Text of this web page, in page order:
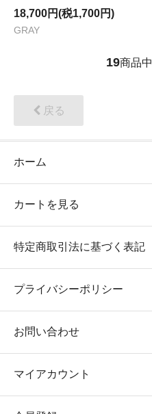
18,700円(税1,700円)
GRAY
19商品中
戻る
ホーム
カートを見る
特定商取引法に基づく表記
プライバシーポリシー
お問い合わせ
マイアカウント